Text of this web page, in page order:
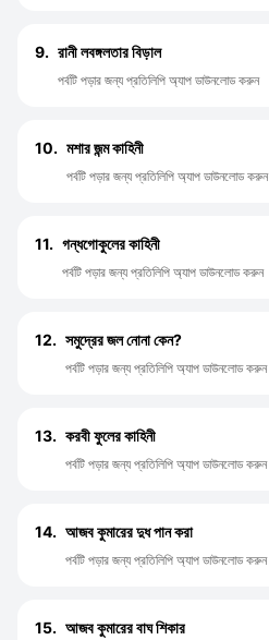
9. রানী লবঙ্গলতার বিড়াল
পর্বটি পড়ার জন্য প্রতিলিপি অ্যাপ ডাউনলোড করুন
10. মশার জন্ম কাহিনী
পর্বটি পড়ার জন্য প্রতিলিপি অ্যাপ ডাউনলোড করুন
11. গন্ধগোকুলের কাহিনী
পর্বটি পড়ার জন্য প্রতিলিপি অ্যাপ ডাউনলোড করুন
12. সমুদ্রের জল নোনা কেন?
পর্বটি পড়ার জন্য প্রতিলিপি অ্যাপ ডাউনলোড করুন
13. করবী ফুলের কাহিনী
পর্বটি পড়ার জন্য প্রতিলিপি অ্যাপ ডাউনলোড করুন
14. আজব কুমারের দুধ পান করা
পর্বটি পড়ার জন্য প্রতিলিপি অ্যাপ ডাউনলোড করুন
15. আজব কুমারের বাঘ শিকার